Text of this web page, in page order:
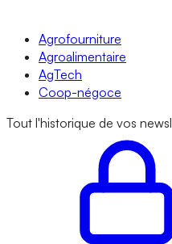
Agrofourniture
Agroalimentaire
AgTech
Coop-négoce
Tout l'historique de vos